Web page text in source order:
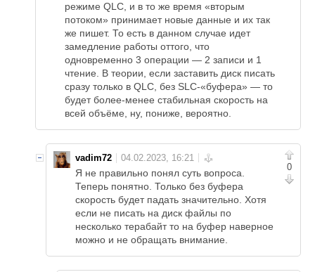
режиме QLC, и в то же время «вторым
потоком» принимает новые данные и их так
же пишет. То есть в данном случае идет
замедление работы оттого, что
одновременно 3 операции — 2 записи и 1
чтение. В теории, если заставить диск писать
сразу только в QLC, без SLC-«буфера» — то
будет более-менее стабильная скорость на
всей объёме, ну, пониже, вероятно.
0
vadim72
Я не правильно понял суть вопроса.
Теперь понятно. Только без буфера
скорость будет падать значительно. Хотя
если не писать на диск файлы по
несколько терабайт то на буфер наверное
можно и не обращать внимание.